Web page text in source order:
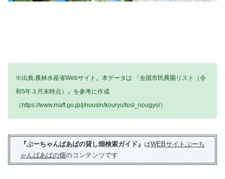
※出典:農林水産省Webサイト。本データは 『全国市民農園リスト（令
和5年３月末時点）』を参考に作成
（https://www.maff.go.jp/j/nousin/kouryu/tosi_nougyo/）
『ぶーちゃんばあばの貸し畑検索ガイド』 はWEBサイトぶーち
ゃんばあばの畑のコンテンツです